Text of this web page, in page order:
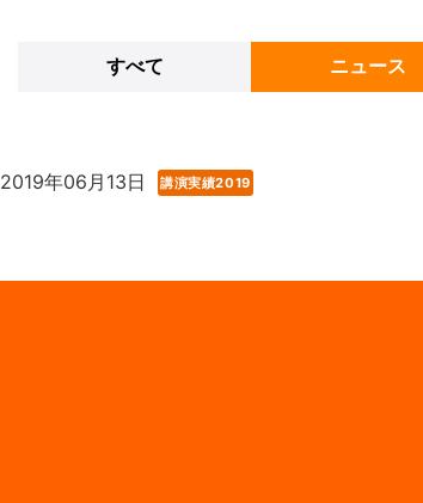
すべて ニュース
2019年06月13日 講演実績2019